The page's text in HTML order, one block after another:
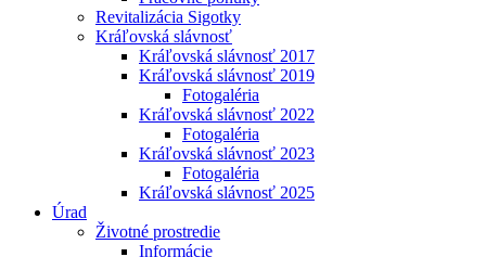
Revitalizácia Sigotky
Kráľovská slávnosť
Kráľovská slávnosť 2017
Kráľovská slávnosť 2019
Fotogaléria
Kráľovská slávnosť 2022
Fotogaléria
Kráľovská slávnosť 2023
Fotogaléria
Kráľovská slávnosť 2025
Úrad
Životné prostredie
Informácie